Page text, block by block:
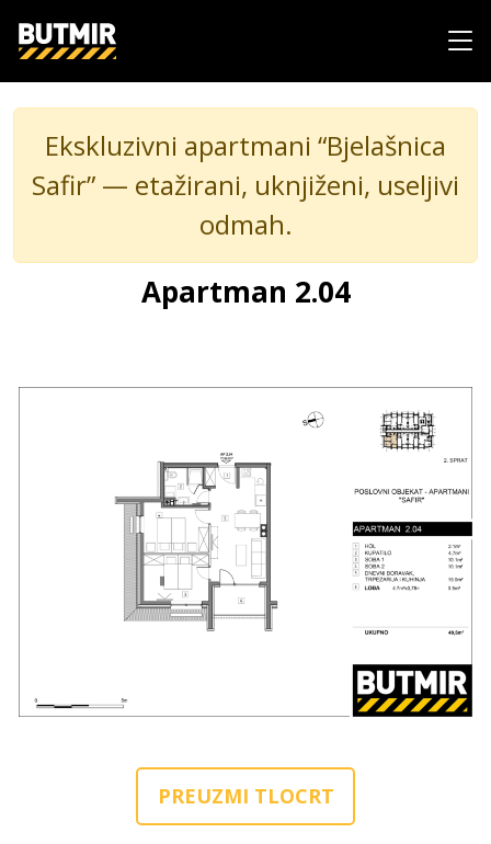
Ekskluzivni apartmani “Bjelašnica
Safir” — etažirani, uknjiženi, useljivi
odmah.
Apartman 2.04
PREUZMI TLOCRT